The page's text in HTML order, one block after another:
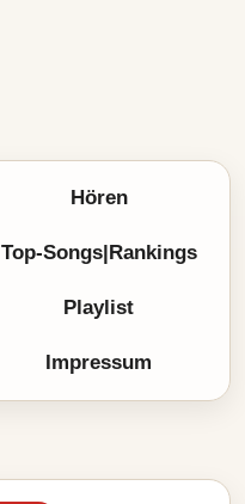
Hören
Top-Songs|Rankings
Playlist
Impressum